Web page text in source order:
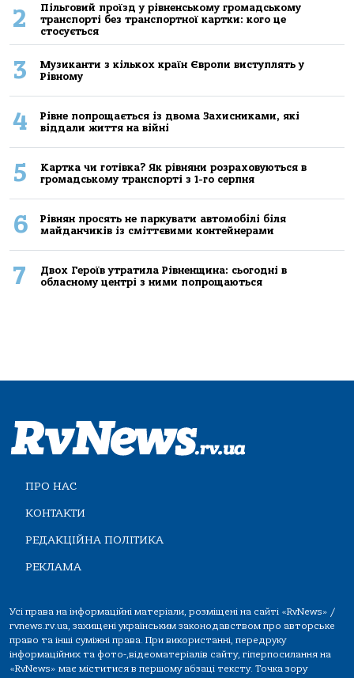
2
Пільговий проїзд у рівненському громадському
транспорті без транспортної картки: кого це
стосується
3
Музиканти з кількох країн Європи виступлять у
Рівному
4
Рівне попрощається із двома Захисниками, які
віддали життя на війні
5
Картка чи готівка? Як рівняни розраховуються в
громадському транспорті з 1-го серпня
6
Рівнян просять не паркувати автомобілі біля
майданчиків із сміттєвими контейнерами
7
Двох Героїв утратила Рівненщина: сьогодні в
обласному центрі з ними попрощаються
ПРО НАС
КОНТАКТИ
РЕДАКЦІЙНА ПОЛІТИКА
РЕКЛАМА
Усі права на інформаційні матеріали, розміщені на сайті «RvNews» /
rvnews.rv.ua, захищені українським законодавством про авторське
право та інші суміжні права. При використанні, передруку
інформаційних та фото-,відеоматеріалів сайту, гіперпосилання на
«RvNews» має міститися в першому абзаці тексту. Точка зору